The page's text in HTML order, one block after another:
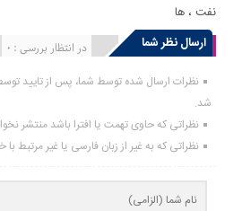
نفت ،ها
ارسال نظر شما
در انتظار بررسی : 0 انتشار یافته : 0
نظرات ارسال شده توسط شما، پس از تایید
شد.
نظراتی که حاوی تهمت یا افترا باشد منتشر
نظراتی که به غیر از زبان فارسی یا غیر مرتبط